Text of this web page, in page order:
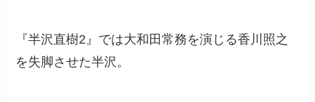
『半沢直樹2』では大和田常務を演じる香川照之
を失脚させた半沢。